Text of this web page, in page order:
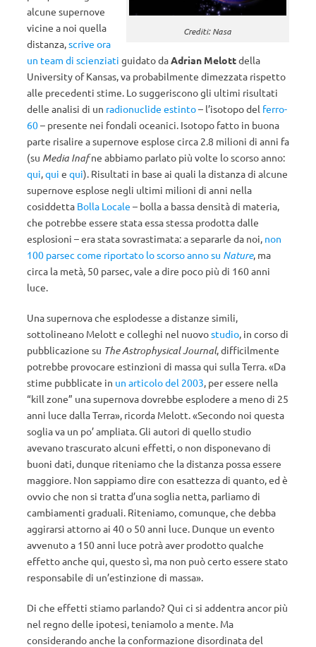
Crediti: Nasa
alcune supernove
vicine a noi quella
distanza,scrive ora
un team di scienziati guidato daAdrian Melottdella
University of Kansas, va probabilmente dimezzata rispetto
alle precedenti stime. Lo suggeriscono gli ultimi risultati
delle analisi di un radionuclide estinto– l’isotopo del ferro-
60– presente nei fondali oceanici. Isotopo fatto in buona
parte risalire a supernove esplose circa 2.8 milioni di anni fa
(su Media Inafne abbiamo parlato più volte lo scorso anno:
qui,qui e qui). Risultati in base ai quali la distanza di alcune
supernove esplose negli ultimi milioni di anni nella
cosiddetta Bolla Locale – bolla a bassa densità di materia,
che potrebbe essere stata essa stessa prodotta dalle
esplosioni – era stata sovrastimata: a separarle da noi, non
100 parsec come riportato lo scorso anno su Nature, ma
circa la metà, 50 parsec, vale a dire poco più di 160 anni
luce.
Una supernova che esplodesse a distanze simili,
sottolineano Melott e colleghi nel nuovostudio, in corso di
pubblicazione su The Astrophysical Journal, difficilmente
potrebbe provocare estinzioni di massa qui sulla Terra. «Da
stime pubblicate in un articolo del 2003, per essere nella
“kill zone” una supernova dovrebbe esplodere a meno di 25
anni luce dalla Terra», ricorda Melott. «Secondo noi questa
soglia va un po’ ampliata. Gli autori di quello studio
avevano trascurato alcuni effetti, o non disponevano di
buoni dati, dunque riteniamo che la distanza possa essere
maggiore. Non sappiamo dire con esattezza di quanto, ed è
ovvio che non si tratta d’una soglia netta, parliamo di
cambiamenti graduali. Riteniamo, comunque, che debba
aggirarsi attorno ai 40 o 50 anni luce. Dunque un evento
avvenuto a 150 anni luce potrà aver prodotto qualche
effetto anche qui, questo sì, ma non può certo essere stato
responsabile di un’estinzione di massa».
Di che effetti stiamo parlando? Qui ci si addentra ancor più
nel regno delle ipotesi, teniamolo a mente. Ma
considerando anche la conformazione disordinata del